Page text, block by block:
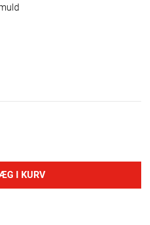
I KURV